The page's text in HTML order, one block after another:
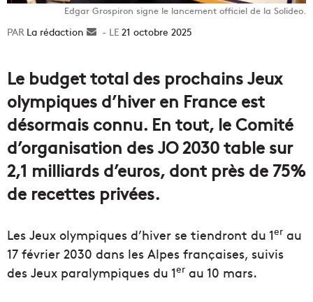
Edgar Grospiron signe le lancement officiel de la Solideo.
La rédaction
Envoyer21 octobre 2025
Le budget total des prochains Jeux
olympiques d’hiver en France est
désormais connu. En tout, le Comité
d’organisation des JO 2030 table sur
2,1 milliards d’euros, dont près de 75%
de recettes privées.
Les Jeux olympiques d’hiver se tiendront du 1er au
17 février 2030 dans les Alpes françaises, suivis
des Jeux paralympiques du 1er au 10 mars.